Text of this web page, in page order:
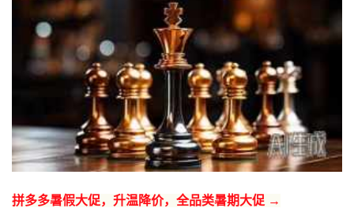
拼多多暑假大促，升温降价，全品类暑期大促 →